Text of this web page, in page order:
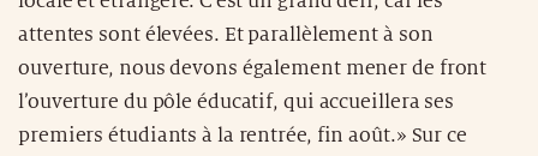
attentes sont élevées. Et parallèlement à son
ouverture, nous devons également mener de front
l’ouverture du pôle éducatif, qui accueillera ses
premiers étudiants à la rentrée, fin août.» Sur ce